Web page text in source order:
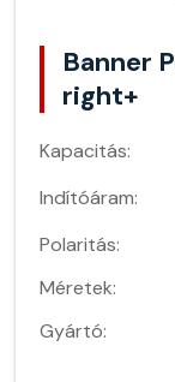
Banner
right+
Kapacitás:
Indítóáram:
Polaritás:
Méretek:
Gyártó: